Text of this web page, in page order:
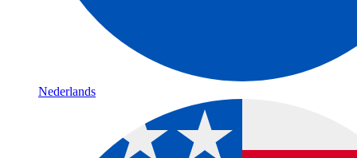
Nederlands